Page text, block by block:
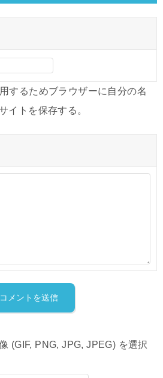
するためブラウザーに自分の名
イトを保存する。
(GIF, PNG, JPG, JPEG) を選択